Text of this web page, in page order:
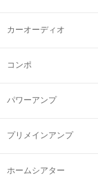
カーオーディオ
コンポ
パワーアンプ
プリメインアンプ
ホームシアター